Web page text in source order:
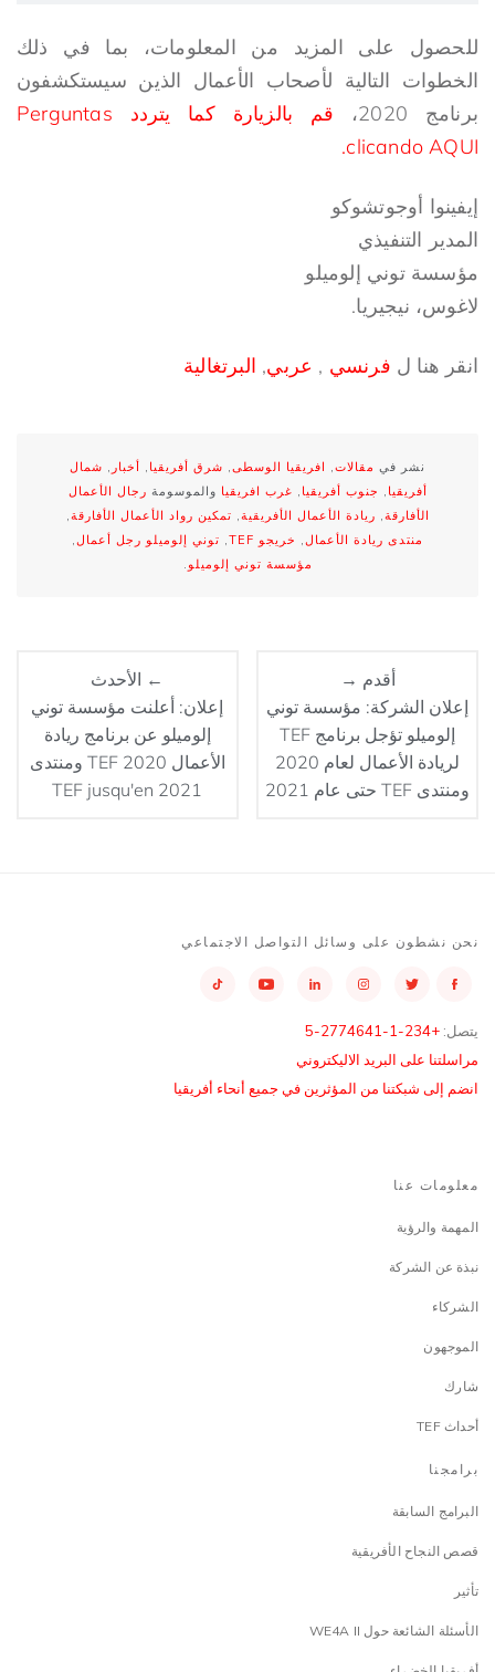
للحصول على المزيد من المعلومات، بما في ذلك
الخطوات التالية لأصحاب الأعمال الذين سيستكشفون
برنامج 2020،
قم بالزيارة كما يتردد Perguntas
clicando AQUI.
إيفينوا أوجوتشوكو
المدير التنفيذي
مؤسسة توني إلوميلو
لاغوس، نيجيريا.
انقر هنا ل فرنسي , عربي, البرتغالية
نشر في مقالات, افريقيا الوسطى, شرق أفريقيا , أخبار , شمال
أفريقيا , جنوب أفريقيا , غرب افريقيا والموسومة رجال الأعمال
الأفارقة, ريادة الأعمال الأفريقية, تمكين رواد الأعمال الأفارقة,
منتدى ريادة الأعمال, خريجو TEF , توني إلوميلو رجل أعمال,
مؤسسة توني إلوميلو .
← الأحدث
إعلان: أعلنت مؤسسة توني
إلوميلو عن برنامج ريادة
الأعمال TEF 2020 ومنتدى
TEF jusqu'en 2021
أقدم →
إعلان الشركة: مؤسسة توني
إلوميلو تؤجل برنامج TEF
لريادة الأعمال لعام 2020
ومنتدى TEF حتى عام 2021
نحن نشطون على وسائل التواصل الاجتماعي
يتصل: +234-1-2774641-5
مراسلتنا على البريد الاليكتروني
انضم إلى شبكتنا من المؤثرين في جميع أنحاء أفريقيا
معلومات عنا
المهمة والرؤية
نبذة عن الشركة
الشركاء
الموجهون
شارك
أحداث TEF
برامجنا
البرامج السابقة
قصص النجاح الأفريقية
تأثير
الأسئلة الشائعة حول WE4A II